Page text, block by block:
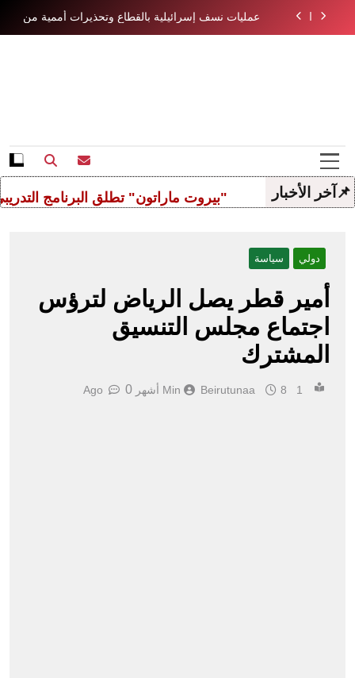
عمليات نسف إسرائيلية بالقطاع وتحذيرات أممية من
📌آخر الأخبار "بيروت ماراتون" تطلق البرنامج التدريبي 510 لسباق السيدات
دولي سياسة
أمير قطر يصل الرياض لترؤس
اجتماع مجلس التنسيق
المشترك
1 Min
Beirutunaa 8 أشهر Ago 0